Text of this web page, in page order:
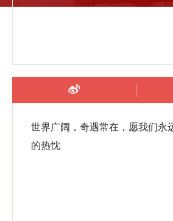
世界广阔，奇遇常在，愿我们永
的热忱